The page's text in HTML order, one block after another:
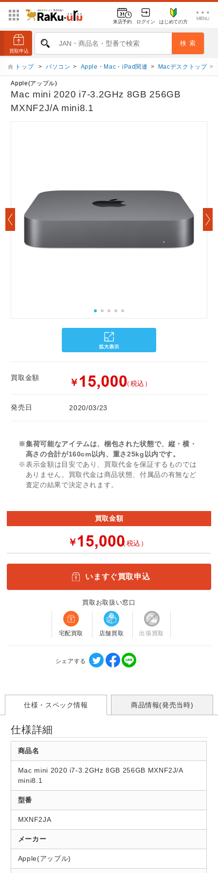
来店予約 ログイン はじめての方
トップ > パソコン > Apple・Mac・iPad関連 > Macデスクトップ >
Apple(アップル)
Mac mini 2020 i7-3.2GHz 8GB 256GB
MXNF2J/A mini8.1
買取金額 ￥ （税込）
発売日 2020/03/23
※集荷可能なアイテムは、梱包された状態で、縦・横・
高さの合計が160cm以内、重さ25kg以内です。
※表示金額は目安であり、買取代金を保証するものでは
ありません。買取代金は商品状態、付属品の有無など
査定の結果で決定されます。
買取金額
￥ （税込）
いますぐ買取申込
買取お取扱い窓口
宅配買取 店舗買取 出張買取
シェアする
仕様・スペック情報 商品情報(発売当時)
仕様詳細
商品名
Mac mini 2020 i7-3.2GHz 8GB 256GB MXNF2J/A
mini8.1
型番
MXNF2JA
メーカー
Apple(アップル)